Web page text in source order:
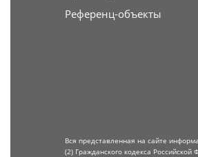
Референц-объекты
Вся представленная на сайте
(2) Гражданского кодекса